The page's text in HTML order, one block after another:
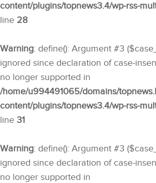
content/plugins/topnews3.4/wp-rss-
line 28
Warning: define(): Argument #3
ignored since declaration of case-
no longer supported in
/home/u994491065/domains/
content/plugins/topnews3.4/wp-rss-
line 31
Warning: define(): Argument #3
ignored since declaration of case-
no longer supported in